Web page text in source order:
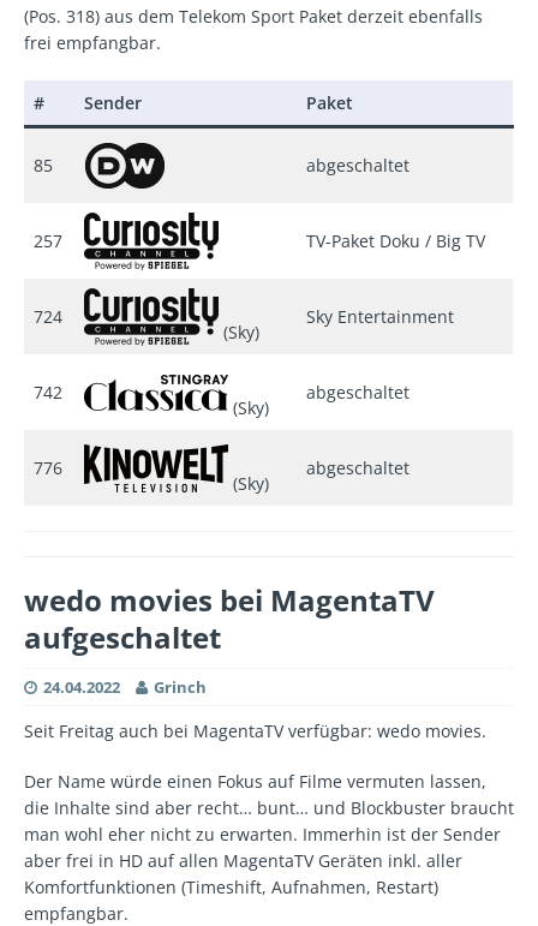
(Pos. 318) aus dem Telekom Sport Paket derzeit ebenfalls
frei empfangbar.
# Sender Paket
85 abgeschaltet
257 TV-Paket Doku / Big TV
724
(Sky)
Sky Entertainment
742
(Sky)
abgeschaltet
776
(Sky)
abgeschaltet
wedo movies bei MagentaTV
aufgeschaltet
24.04.2022 Grinch
Seit Freitag auch bei MagentaTV verfügbar: wedo movies.
Der Name würde einen Fokus auf Filme vermuten lassen,
die Inhalte sind aber recht… bunt… und Blockbuster braucht
man wohl eher nicht zu erwarten. Immerhin ist der Sender
aber frei in HD auf allen MagentaTV Geräten inkl. aller
Komfortfunktionen (Timeshift, Aufnahmen, Restart)
empfangbar.